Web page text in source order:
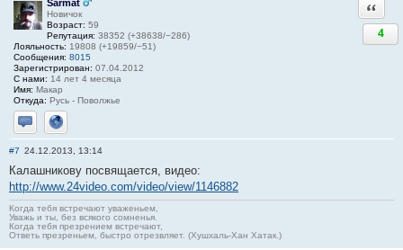
Sarmat
Новичок
Возраст: 59
Репутация: 38352 (+38638/−286)
Лояльность: 19808 (+19859/−51)
Сообщения: 8015
Зарегистрирован: 07.04.2012
С нами: 14 лет 4 месяца
Имя: Макар
Откуда: Русь - Поволжье
Отправить личное сообщение
Сайт
4
#7 24.12.2013, 13:14
Калашникову посвящается, видео:
http://www.24video.com/video/view/1146882
Когда тебя встречают уваженьем,
Уважь и ты, без всякого сомненья.
Когда тебя презрением встречают,
Ответь презреньем, быстро отрезвляет. (Хушхаль-Хан Хатак.)